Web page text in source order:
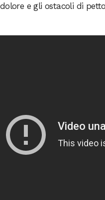
e gli ostacoli di